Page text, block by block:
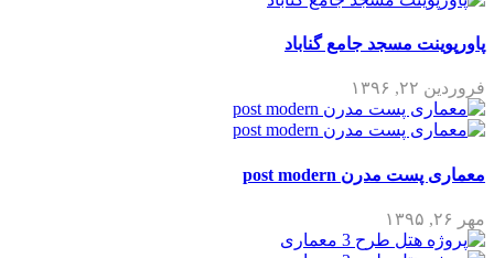
پاورپوینت مسجد جامع گناباد
فروردین ۲۲, ۱۳۹۶
معماری پست مدرن post modern
مهر ۲۶, ۱۳۹۵